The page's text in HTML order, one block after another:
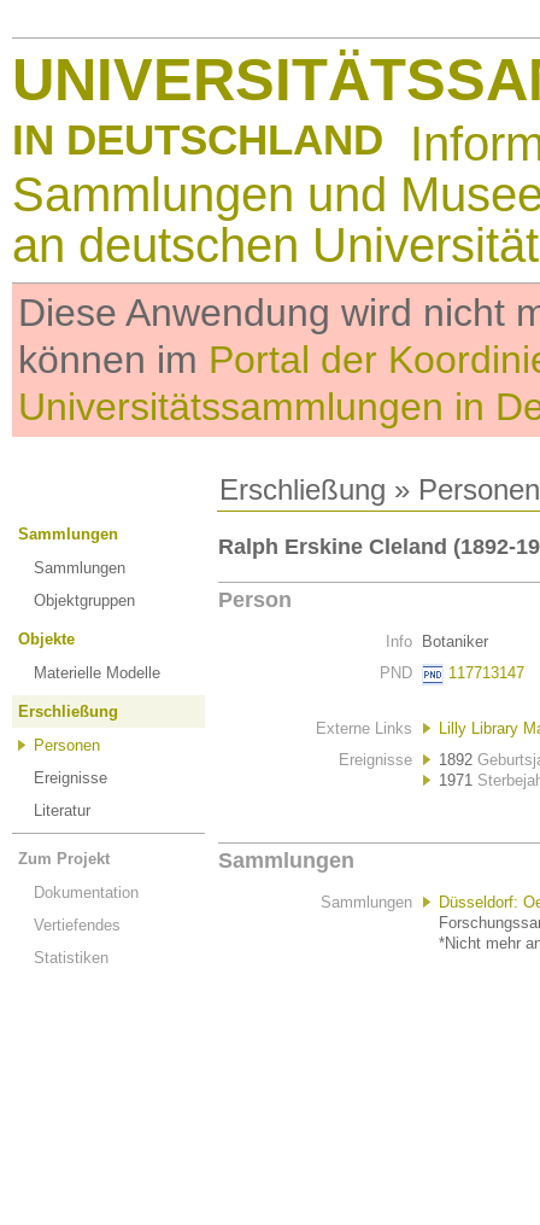
IN DEUTSCHLAND
Sammlungen und
an deutschen
Diese Anwendung wird nicht
können im Portal der
Universitätssammlungen in
Erschließung » Personen
Sammlungen
Sammlungen
Objektgruppen
Objekte
Materielle Modelle
Erschließung
Personen
Ereignisse
Literatur
Zum Projekt
Dokumentation
Vertiefendes
Statistiken
Ralph Erskine Cleland (1892-
Person
Info
Botaniker
PND
117713147
Externe Links
Lilly Library
Ereignisse
1892
1971
Sammlungen
Sammlungen
Düsseldorf:
*Nicht mehr